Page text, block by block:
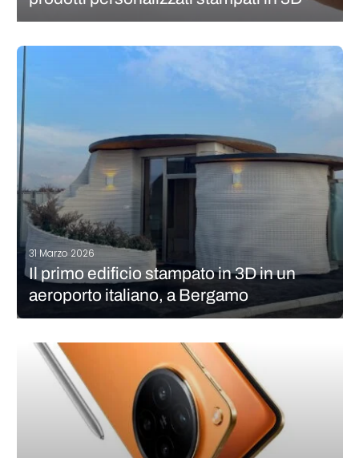
fluida e, soprattutto, personalizzata. Il nome iPhone rappresenta
proprio questo. Ora, il colosso tecnologico della Silicon Valley
porta questa filosofia un passo oltre. Il 31 marzo, Apple ha
31 Marzo 2026
Il primo edificio stampato in 3D in un
aeroporto italiano, a Bergamo
(50 km a ovest di Milano), ma può ora vantarsi di ospitare una
struttura stampata in 3D! Si tratta di una prima assoluta per il
settore aeroportuale italiano.…
CONTINUA A LEGGERE